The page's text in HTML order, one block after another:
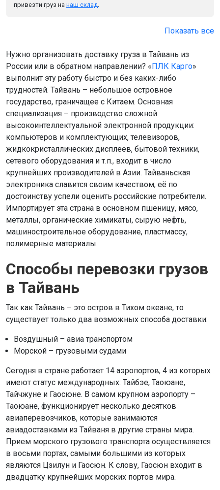
привезти груз на наш склад.
Показать все
Нужно организовать доставку груза в Тайвань из
России или в обратном направлении? «ПЛК Карго»
выполнит эту работу быстро и без каких-либо
трудностей. Тайвань – небольшое островное
государство, граничащее с Китаем. Основная
специализация – производство сложной
высокоинтеллектуальной электронной продукции:
компьютеров и комплектующих, телевизоров,
жидкокристаллических дисплеев, бытовой техники,
сетевого оборудования и т.п., входит в число
крупнейших производителей в Азии. Тайваньская
электроника славится своим качеством, её по
достоинству успели оценить российские потребители.
Импортирует эта страна в основном пшеницу, мясо,
металлы, органические химикаты, сырую нефть,
машиностроительное оборудование, пластмассу,
полимерные материалы.
Способы перевозки грузов
в Тайвань
Так как Тайвань – это остров в Тихом океане, то
существует только два возможных способа доставки:
Воздушный – авиа транспортом
Морской – грузовыми судами
Сегодня в стране работает 14 аэропортов, 4 из которых
имеют статус международных: Тайбэе, Таоюане,
Тайчжуне и Гаосюне. В самом крупном аэропорту –
Таоюане, функционирует несколько десятков
авиаперевозчиков, которые занимаются
авиадоставками из Тайваня в другие страны мира.
Прием морского грузового транспорта осуществляется
в восьми портах, самыми большими из которых
являются Цзилун и Гаосюн. К слову, Гаосюн входит в
двадцатку крупнейших морских портов мира.